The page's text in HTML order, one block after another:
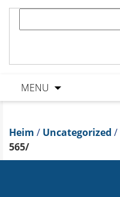
MENU
Heim / Uncategorized /
565/